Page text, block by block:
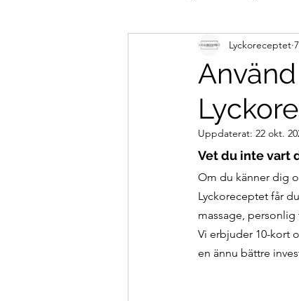
Lyckoreceptet
Uppdaterat: 22 okt.
Vet du inte vart
Om du känner dig
Lyckoreceptet får
massage,
Vi erbjuder 10-kort
en ännu bättre